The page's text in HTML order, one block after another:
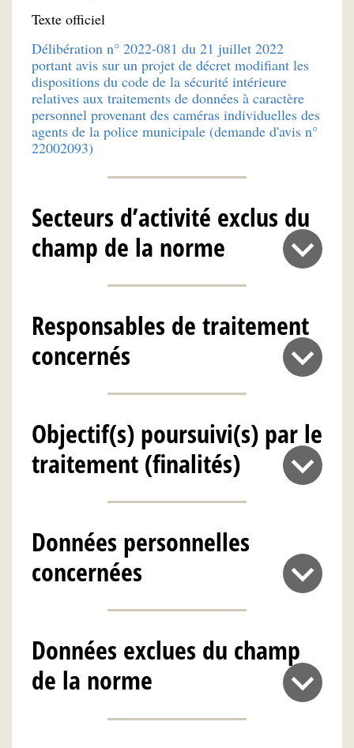
Texte officiel
Délibération n° 2022-081 du 21 juillet 2022
portant avis sur un projet de décret modifiant les
dispositions du code de la sécurité intérieure
relatives aux traitements de données à caractère
personnel provenant des caméras individuelles des
agents de la police municipale (demande d'avis n°
22002093)
Secteurs d’activité exclus du
champ de la norme
Responsables de traitement
concernés
Objectif(s) poursuivi(s) par le
traitement (finalités)
Données personnelles
concernées
Données exclues du champ
de la norme